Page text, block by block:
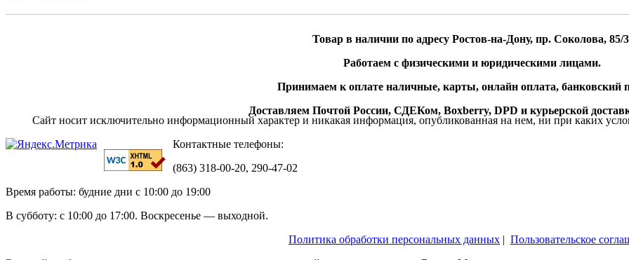
Товар в наличии по адресу Ростов-на-Дону, пр. Соколова, 85/
Работаем с физическими и юридическими лицами.
Принимаем к оплате наличные, карты, онлайн оплата, банковский
Доставляем Почтой России, СДЕКом, Boxberry, DPD и курьерской
Сайт носит исключительно информационный характер и никакая информация, опубликованная на нем, ни при каких
Контактные телефоны:
(863) 318-00-20, 290-47-02
Время работы: будние дни с 10:00 до 19:00
В субботу: с 10:00 до 17:00. Воскресенье — выходной.
Политика обработки персональных данных | Пользовательское